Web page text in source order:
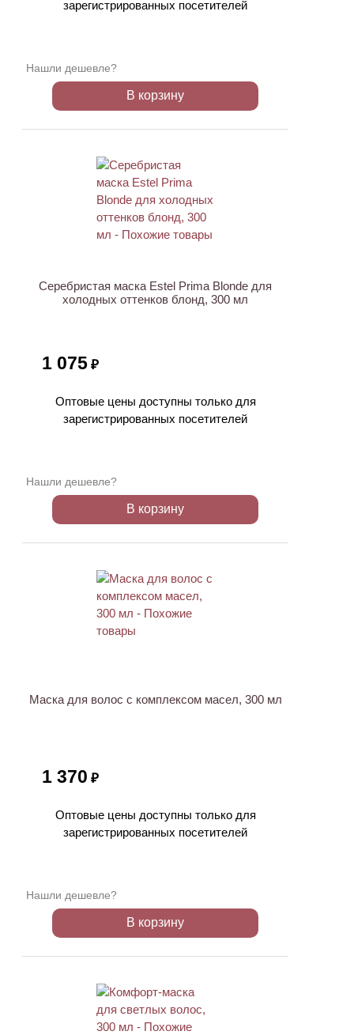
зарегистрированных посетителей
Нашли дешевле?
В корзину
Серебристая маска Estel Prima Blonde для
холодных оттенков блонд, 300 мл
1 075 ₽
Оптовые цены доступны только для
зарегистрированных посетителей
Нашли дешевле?
В корзину
Маска для волос с комплексом масел, 300 мл
1 370 ₽
Оптовые цены доступны только для
зарегистрированных посетителей
Нашли дешевле?
В корзину